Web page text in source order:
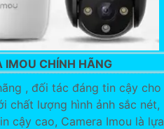
IMOU CHÍNH HÃNG
, đối tác đáng tin cậy cho
chất lượng hình ảnh sắc nét,
cậy cao, Camera Imou là lựa